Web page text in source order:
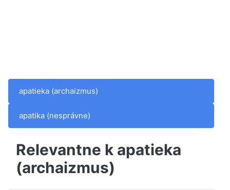
apatieka (archaizmus)
apatika (nesprávne)
Relevantne k apatieka
(archaizmus)